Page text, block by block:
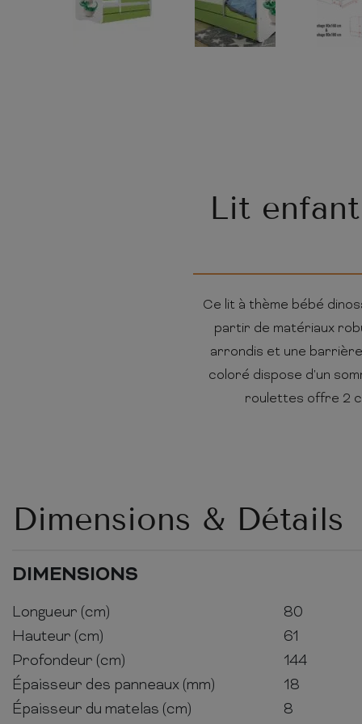
Lit
Ce lit à thème bébé
partir de matériaux
arrondis et une
coloré dispose d'un
roulettes offre 2
Dimensions & Détails
DIMENSIONS
Longueur (cm)
80
Hauteur (cm)
61
Profondeur (cm)
144
Épaisseur des panneaux (mm)
18
Épaisseur du matelas (cm)
8